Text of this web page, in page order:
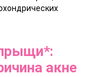
акне